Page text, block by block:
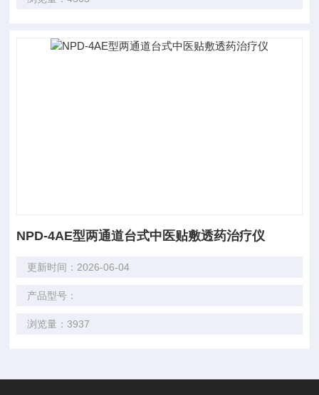
NPD-4AE型两通道台式中医贴敷透药治疗仪
更新时间：2026-06-04
产品型号：
浏览量：3937